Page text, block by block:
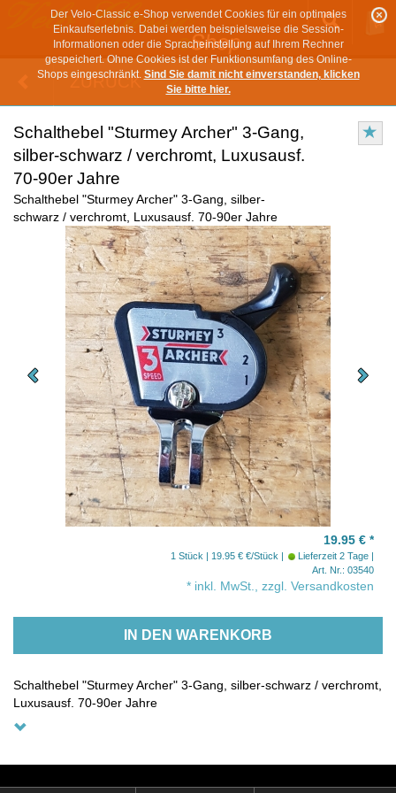
Der Velo-Classic e-Shop verwendet Cookies für ein optimales
Einkaufserlebnis. Dabei werden beispielsweise die Session-
Informationen oder die Spracheinstellung auf Ihrem Rechner
gespeichert. Ohne Cookies ist der Funktionsumfang des Online-
Shops eingeschränkt. Sind Sie damit nicht einverstanden, klicken
Sie bitte hier.
ZURÜCK
Schalthebel "Sturmey Archer" 3-Gang,
silber-schwarz / verchromt, Luxusausf.
70-90er Jahre
Schalthebel "Sturmey Archer" 3-Gang, silber-
schwarz / verchromt, Luxusausf. 70-90er Jahre
19.95 € *
1 Stück | 19.95 € €/Stück
Lieferzeit 2 Tage
Art. Nr.: 03540
* inkl. MwSt., zzgl. Versandkosten
IN DEN WARENKORB
Schalthebel "Sturmey Archer" 3-Gang, silber-schwarz / verchromt,
Luxusausf. 70-90er Jahre